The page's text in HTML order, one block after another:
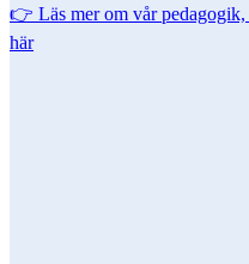
👉 Läs mer om vår pedagogik,
här